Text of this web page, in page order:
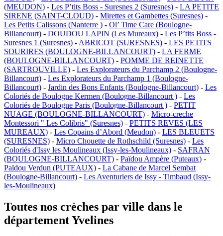
(MEUDON) - Les P’tits Boss - Suresnes 2 (Suresnes) - LA PETITE
SIRENE (SAINT-CLOUD) - Mirettes et Gambettes (Suresnes) -
Les Petits Calissons (Nanterre ) - Ol’ Time Care (Boulogne-
Billancourt) - DOUDOU LAPIN (Les Mureaux) - Les P’tits Boss -
Suresnes 1 (Suresnes) - ABRICOT (SURESNES) - LES PETITS
SOURIRES (BOULOGNE-BILLANCOURT) - LA FERME
(BOULOGNE-BILLANCOURT) - POMME DE REINETTE
(SARTROUVILLE) - Les Explorateurs du Parchamp 2 (Boulogne-
Billancourt) - Les Explorateurs du Parchamp 1 (Boulogne-
Billancourt) - Jardin des Bons Enfants (Boulogne-Billancourt) - Les
Coloriés de Boulogne Kermen (Boulogne-Billancourt ) - Les
Coloriés de Boulogne Paris (Boulogne-Billancourt ) - PETIT
NUAGE (BOULOGNE-BILLANCOURT) - Micro-creche
Montessori " Les Colibris" (Suresnes) - PETITS REVES (LES
MUREAUX) - Les Copains d’Abord (Meudon) - LES BLEUETS
(SURESNES) - Micro Chouette de Rothschild (Suresnes) - Les
Coloriés d'Issy les Moulineaux (Issy-les-Moulineaux) - SAFRAN
(BOULOGNE-BILLANCOURT) - Païdou Ampère (Puteaux) -
Païdou Verdun (PUTEAUX) - La Cabane de Marcel Sembat
(Boulogne-Billancourt) - Les Aventuriers de Issy - Timbaud (Issy-
les-Moulineaux)
Toutes nos crèches par ville dans le
département Yvelines